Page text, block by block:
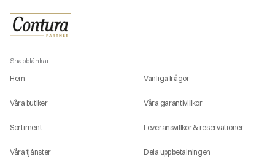
Snabblänkar
Hem
Våra butiker
Sortiment
Våra tjänster
Vanliga frågor
Våra garantivillkor
Leveransvillkor & reservationer
Dela upp betalningen